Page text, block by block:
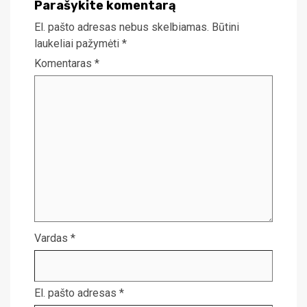
Parašykite komentarą
El. pašto adresas nebus skelbiamas. Būtini
laukeliai pažymėti *
Komentaras *
Vardas *
El. pašto adresas *